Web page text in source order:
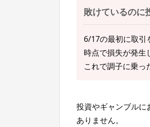
敗けているのに
6/17の最初に取引
時点で損失が発生
これで調子に乗っ
投資やギャンブルに
ありません。